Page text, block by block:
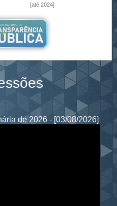
[até 2024]